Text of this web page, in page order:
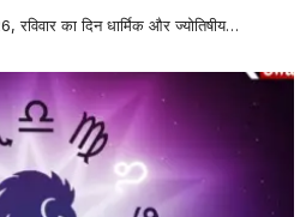
का दिन धार्मिक और ज्योतिषीय…